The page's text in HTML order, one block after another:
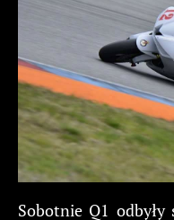
Sobotnie Q1